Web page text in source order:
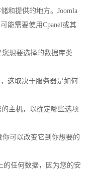
和提供的地方。Joomla
能需要使用Cpanel或其
想要选择的数据库类
这取决于服务器是如何
主机，以确定哪些选项
可以改变它到你想要的
的任何数据，因为您的安